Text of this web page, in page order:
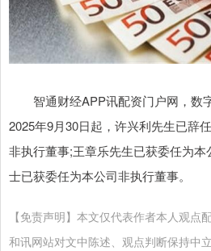
智通财经APP讯配资门户网，数
2025年9月30日起，许兴利先生已辞
非执行董事;王章乐先生已获委任为
士已获委任为本公司非执行董事。
【免责声明】本文仅代表作者本人观点
和讯网站对文中陈述、观点判断保持中